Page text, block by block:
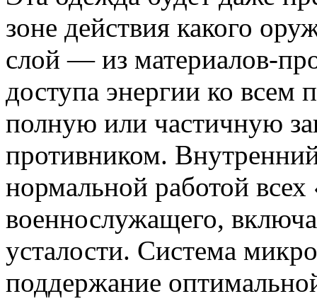
зоне действия какого
слой — из материалов-
доступа энергии ко всем
полную или частичную
противником.
нормальной работой всех
военнослужащего,
усталости. Система
поддержание